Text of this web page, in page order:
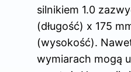
silnikiem 1.0
(długość) x 175
(wysokość).
wymiarach mogą